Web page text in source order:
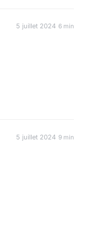
5 juillet 2024 6 min
5 juillet 2024 9 min